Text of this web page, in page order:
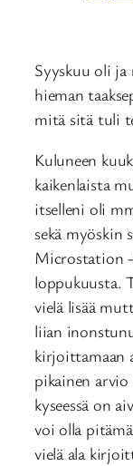
Syyskuu oli ja
hieman
mitä sitä tuli
Kuluneen
kaikenlaista
itselleni oli
sekä myöskin
Microstation -
loppukuusta.
vielä lisää
liian
kirjoittamaan
pikainen
kyseessä on
voi olla
vielä ala